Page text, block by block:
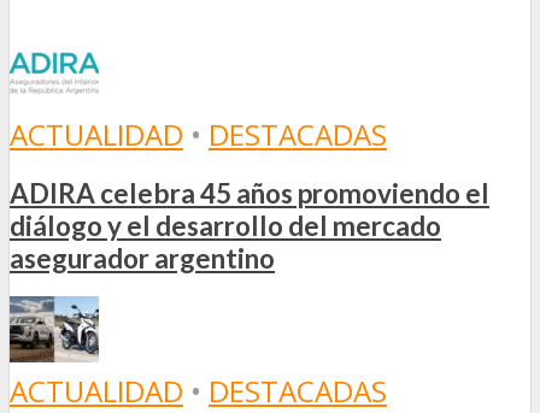
ACTUALIDAD • DESTACADAS
ADIRA celebra 45 años promoviendo el
diálogo y el desarrollo del mercado
asegurador argentino
ACTUALIDAD • DESTACADAS